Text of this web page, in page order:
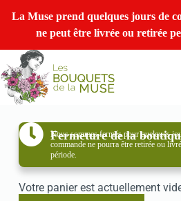
La Muse prend quelques jours de
ne peut être livrée ou retirée
Fermeture de la
Nous sommes fermés pour quelques
commande ne pourra être retirée ou
période.
Votre panier est actuellement